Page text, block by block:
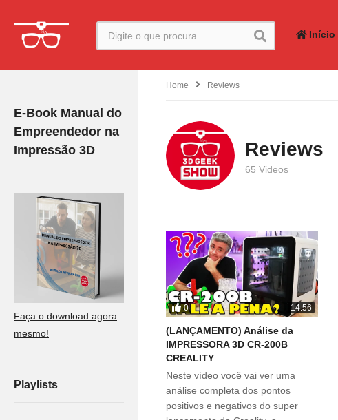
Início
E-Book Manual do
Empreendedor na
Impressão 3D
Faça o download agora
mesmo!
Playlists
Home Reviews
Reviews
65 Videos
0 14:56
(LANÇAMENTO) Análise da
IMPRESSORA 3D CR-200B
CREALITY
Neste vídeo você vai ver uma
análise completa dos pontos
positivos e negativos do super